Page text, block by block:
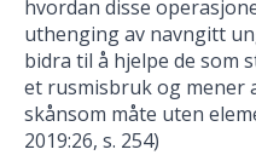
hvordan disse
uthenging av navngitt
bidra til å hjelpe de som
et rusmisbruk og mener
skånsom måte uten
2019:26, s. 254)